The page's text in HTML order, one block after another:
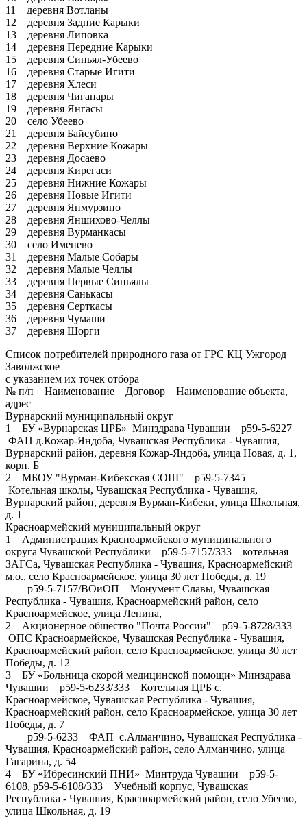
11 деревня Вотланы
12 деревня Задние Карыки
13 деревня Липовка
14 деревня Передние Карыки
15 деревня Синьял-Убеево
16 деревня Старые Игити
17 деревня Хлеси
18 деревня Чиганары
19 деревня Янгасы
20 село Убеево
21 деревня Байсубино
22 деревня Верхние Кожары
23 деревня Досаево
24 деревня Кирегаси
25 деревня Нижние Кожары
26 деревня Новые Игити
27 деревня Янмурзино
28 деревня Яншихово-Челлы
29 деревня Вурманкасы
30 село Именево
31 деревня Малые Собары
32 деревня Малые Челлы
33 деревня Первые Синьялы
34 деревня Санькасы
35 деревня Серткасы
36 деревня Чумаши
37 деревня Шорги
Список потребителей природного газа от ГРС КЦ Ужгород
Заволжское
с указанием их точек отбора
№ п/п Наименование Договор Наименование объекта,
адрес
Вурнарский муниципальный округ
1 БУ «Вурнарская ЦРБ» Минздрава Чувашии р59-5-6227
ФАП д.Кожар-Яндоба, Чувашская Республика - Чувашия,
Вурнарский район, деревня Кожар-Яндоба, улица Новая, д. 1,
корп. Б
2 МБОУ "Вурман-Кибекская СОШ" р59-5-7345
Котельная школы, Чувашская Республика - Чувашия,
Вурнарский район, деревня Вурман-Кибеки, улица Школьная,
д. 1
Красноармейский муниципальный округ
1 Администрация Красноармейского муниципального
округа Чувашской Республики р59-5-7157/333 котельная
ЗАГСа, Чувашская Республика - Чувашия, Красноармейский
м.о., село Красноармейское, улица 30 лет Победы, д. 19
р59-5-7157/ВОиОП Монумент Славы, Чувашская
Республика - Чувашия, Красноармейский район, село
Красноармейское, улица Ленина,
2 Акционерное общество "Почта России" р59-5-8728/333
ОПС Красноармейское, Чувашская Республика - Чувашия,
Красноармейский район, село Красноармейское, улица 30 лет
Победы, д. 12
3 БУ «Больница скорой медицинской помощи» Минздрава
Чувашии р59-5-6233/333 Котельная ЦРБ с.
Красноармейское, Чувашская Республика - Чувашия,
Красноармейский район, село Красноармейское, улица 30 лет
Победы, д. 7
р59-5-6233 ФАП с.Алманчино, Чувашская Республика -
Чувашия, Красноармейский район, село Алманчино, улица
Гагарина, д. 54
4 БУ «Ибресинский ПНИ» Минтруда Чувашии р59-5-
6108, р59-5-6108/333 Учебный корпус, Чувашская
Республика - Чувашия, Красноармейский район, село Убеево,
улица Школьная, д. 19